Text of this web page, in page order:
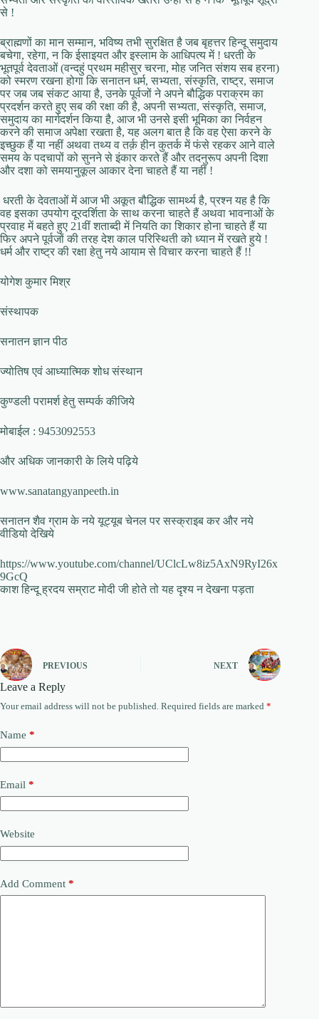
से !
ब्राह्मणों का मान सम्मान, भविष्य तभी सुरक्षित है जब बृहत्तर हिन्दू समुदाय
बचेगा, रहेगा, न कि ईसाइयत और इस्लाम के आधिपत्य में ! धरती के
भूतपूर्व देवताओं (वन्दहुं प्रथम महीसुर चरना, मोह जनित संशय सब हरना)
को स्मरण रखना होगा कि सनातन धर्म, सभ्यता, संस्कृति, राष्ट्र, समाज
पर जब जब संकट आया है, उनके पूर्वजों ने अपने बौद्धिक पराक्रम का
प्रदर्शन करते हुए सब की रक्षा की है, अपनी सभ्यता, संस्कृति, समाज,
समुदाय का मार्गदर्शन किया है, आज भी उनसे इसी भूमिका का निर्वहन
करने की समाज अपेक्षा रखता है, यह अलग बात है कि वह ऐसा करने के
इच्छुक हैं या नहीं अथवा तथ्य व तर्क़ हीन कुतर्क में फंसे रहकर आने वाले
समय के पदचापों को सुनने से इंकार करते हैं और तदनुरूप अपनी दिशा
और दशा को समयानुकूल आकार देना चाहते हैं या नहीं !
धरती के देवताओं में आज भी अकूत बौद्धिक सामर्थ्य है, प्रश्न यह है कि
वह इसका उपयोग दूरदर्शिता के साथ करना चाहते हैं अथवा भावनाओं के
प्रवाह में बहते हुए 21वीं शताब्दी में नियति का शिकार होना चाहते हैं या
फिर अपने पूर्वजों की तरह देश काल परिस्थिती को ध्यान में रखते हुये !
धर्म और राष्ट्र की रक्षा हेतु नये आयाम से विचार करना चाहते हैं !!
योगेश कुमार मिश्र
संस्थापक
सनातन ज्ञान पीठ
ज्योतिष एवं आध्यात्मिक शोध संस्थान
कुण्डली परामर्श हेतु सम्पर्क कीजिये
मोबाईल : 9453092553
और अधिक जानकारी के लिये पढ़िये
www.sanatangyanpeeth.in
सनातन शैव ग्राम के नये यूट्यूब चेनल पर सस्क्राइब कर और नये
वीडियो देखिये
https://www.youtube.com/channel/UClcLw8iz5AxN9RyI26x
9GcQ
काश हिन्दू ह्रदय सम्राट मोदी जी होते तो यह दृश्य न देखना पड़ता
PREVIOUS NEXT
Leave a Reply
Your email address will not be published. Required fields are marked *
Name *
Email *
Website
Add Comment *